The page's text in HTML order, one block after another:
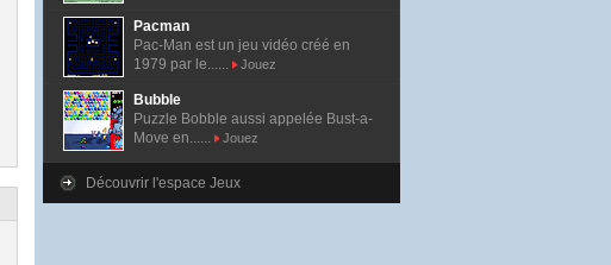
Pacman
Pac-Man est un jeu vidéo créé en
1979 par le......
Jouez
Bubble
Puzzle Bobble aussi appelée Bust-a-
Move en......
Jouez
Découvrir l'espace Jeux